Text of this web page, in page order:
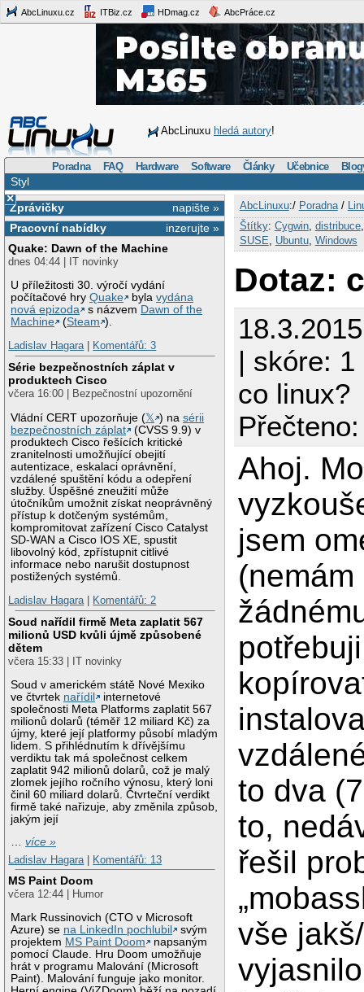
AbcLinuxu.cz ITBiz.cz HDmag.cz AbcPráce.cz
AbcLinuxu hledá autory!
Poradna FAQ Hardware Software Články Učebnice
Styl
×
napište »
Zprávičky
inzerujte »
Pracovní nabídky
Quake: Dawn of the Machine
dnes 04:44 | IT novinky
U příležitosti 30. výročí vydání
počítačové hryQuake bylavydána
nová epizoda
s názvem Dawn of the
Machine
(Steam ).
Ladislav Hagara| Komentářů: 3
Série bezpečnostních záplat v
produktech Cisco
včera 16:00 | Bezpečnostní upozornění
Vládní CERT upozorňuje (𝕏 ) nasérii
bezpečnostních záplat
(CVSS 9.9) v
produktech Cisco řešících kritické
zranitelnosti umožňující obejití
autentizace, eskalaci oprávnění,
vzdálené spuštění kódu a odepření
služby. Úspěšné zneužití může
útočníkům umožnit získat neoprávněný
přístup k dotčeným systémům,
kompromitovat zařízení Cisco Catalyst
SD-WAN a Cisco IOS XE, spustit
libovolný kód, zpřístupnit citlivé
informace nebo narušit dostupnost
postižených systémů.
Ladislav Hagara| Komentářů: 2
Soud nařídil firmě Meta zaplatit 567
milionů USD kvůli újmě způsobené
dětem
včera 15:33 | IT novinky
Soud v americkém státě Nové Mexiko
ve čtvrtek nařídil
internetové
společnosti Meta Platforms zaplatit 567
milionů dolarů (téměř 12 miliard Kč) za
újmy, které její platformy působí mladým
lidem. S přihlédnutím k dřívějšímu
verdiktu tak má společnost celkem
zaplatit 942 milionů dolarů, což je malý
zlomek jejího ročního výnosu, který loni
činil 60 miliard dolarů. Čtvrteční verdikt
firmě také nařizuje, aby změnila způsob,
jakým její
…více »
Ladislav Hagara
Komentářů: 13
MS Paint Doom
včera 12:44 | Humor
Mark Russinovich (CTO v Microsoft
Azure) se na LinkedIn pochlubil
svým
projektem MS Paint Doom
napsaným
pomocí Claude. Hru Doom umožňuje
hrát v programu Malování (Microsoft
Paint). Malování funguje jako monitor.
AbcLinuxu:/ Poradna/
Štítky: Cygwin, distribuce
SUSE
Ubuntu, Windows
Dotaz:
| skóre: 1
co linux?
Ahoj.
jsem
to dva
to,
řešil
vše